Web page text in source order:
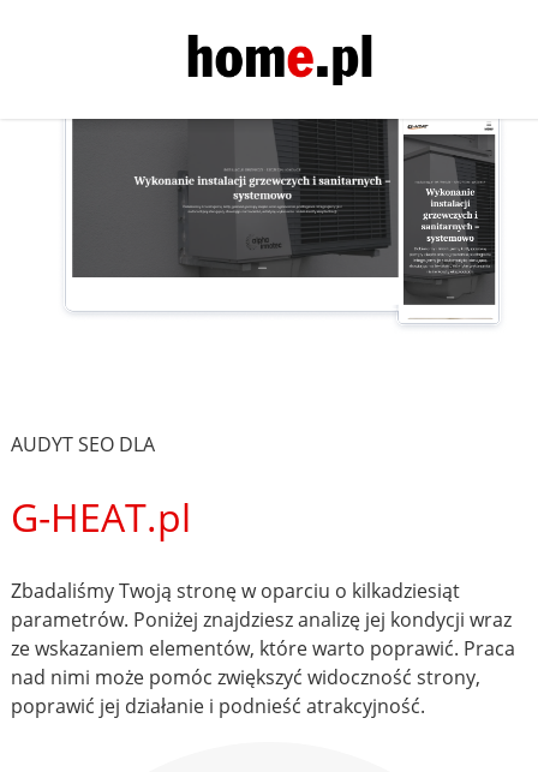
AUDYT SEO DLA
G-HEAT.pl
Zbadaliśmy Twoją stronę w oparciu o kilkadziesiąt
parametrów. Poniżej znajdziesz analizę jej kondycji wraz
ze wskazaniem elementów, które warto poprawić. Praca
nad nimi może pomóc zwiększyć widoczność strony,
poprawić jej działanie i podnieść atrakcyjność.